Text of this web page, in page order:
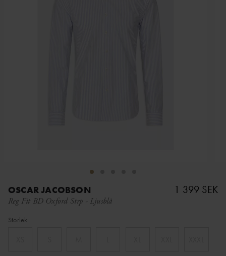
OSCAR JACOBSON
Reg Fit BD Oxford Strp - Ljusblå
1 399 SEK
Storlek